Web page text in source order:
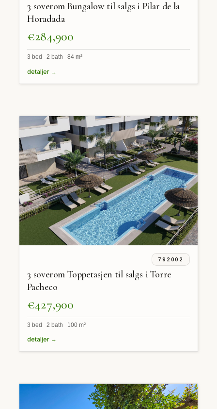
3 soverom Bungalow til salgs i Pilar de la
Horadada
€284,900
3 bed 2 bath 84 m²
detaljer →
792002
3 soverom Toppetasjen til salgs i Torre
Pacheco
€427,900
3 bed 2 bath 100 m²
detaljer →